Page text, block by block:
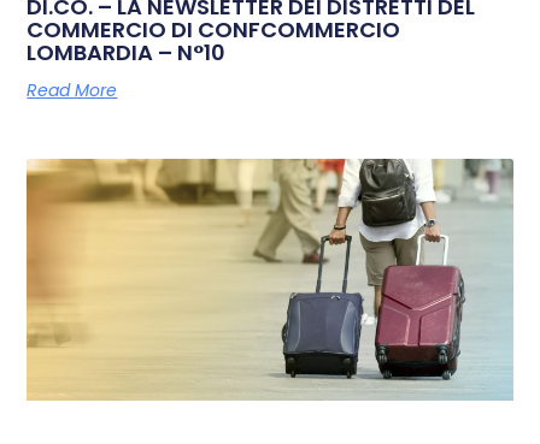
DI.CO. – LA NEWSLETTER DEI DISTRETTI DEL
COMMERCIO DI CONFCOMMERCIO
LOMBARDIA – N°10
Read More